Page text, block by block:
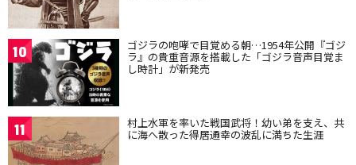
10 ゴジラの咆哮で目覚める朝…1954年公開『ゴジ
ラ』の貴重音源を搭載した「ゴジラ音声目覚ま
し時計」が新発売
11 村上水軍を率いた戦国武将！幼い弟を支え、共
に海へ散った得居通幸の波乱に満ちた生涯